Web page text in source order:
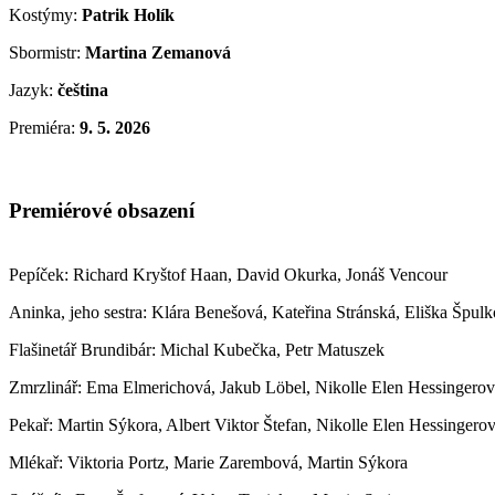
Kostýmy: Patrik Holík
Sbormistr: Martina Zemanová
Jazyk: čeština
Premiéra: 9. 5. 2026
Premiérové obsazení
Pepíček: Richard Kryštof Haan, David Okurka, Jonáš Vencour
Aninka, jeho sestra: Klára Benešová, Kateřina Stránská, Eliška
Flašinetář Brundibár: Michal Kubečka, Petr Matuszek
Zmrzlinář: Ema Elmerichová, Jakub Löbel, Nikolle Elen
Pekař: Martin Sýkora, Albert Viktor Štefan, Nikolle Elen
Mlékař: Viktoria Portz, Marie Zarembová, Martin Sýkora